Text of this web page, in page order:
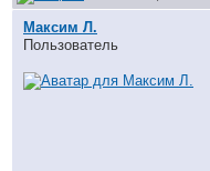
Максим Л.
Пользователь